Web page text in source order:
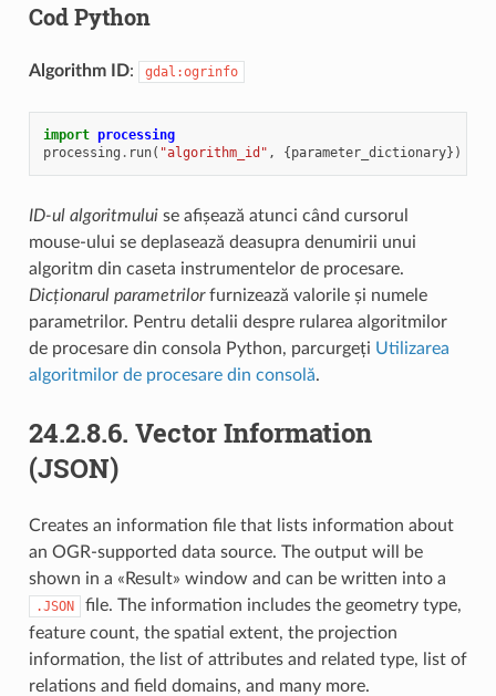
Cod Python
Algorithm ID: gdal:ogrinfo
import processing
processing . run( "algorithm_id" , {parameter_dictionary})
ID-ul algoritmuluise afișează atunci când cursorul
mouse-ului se deplasează deasupra denumirii unui
algoritm din caseta instrumentelor de procesare.
Dicționarul parametrilorfurnizează valorile și numele
parametrilor. Pentru detalii despre rularea algoritmilor
de procesare din consola Python, parcurgeți Utilizarea
algoritmilor de procesare din consolă.
24.2.8.6. Vector Information
(JSON)
Creates an information file that lists information about
an OGR-supported data source. The output will be
shown in a «Result» window and can be written into a
.JSON
file. The information includes the geometry type,
feature count, the spatial extent, the projection
information, the list of attributes and related type, list of
relations and field domains, and many more.